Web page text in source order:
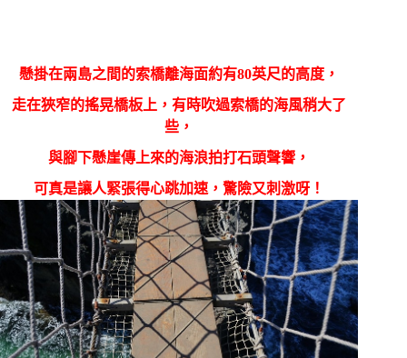
懸掛在兩島之間的索橋離海面約有80英尺的高度，
走在狹窄的搖晃橋板上，有時吹過索橋的海風稍大了
些，
與腳下懸崖傳上來的海浪拍打石頭聲響，
可真是讓人緊張得心跳加速，驚險又刺激呀！